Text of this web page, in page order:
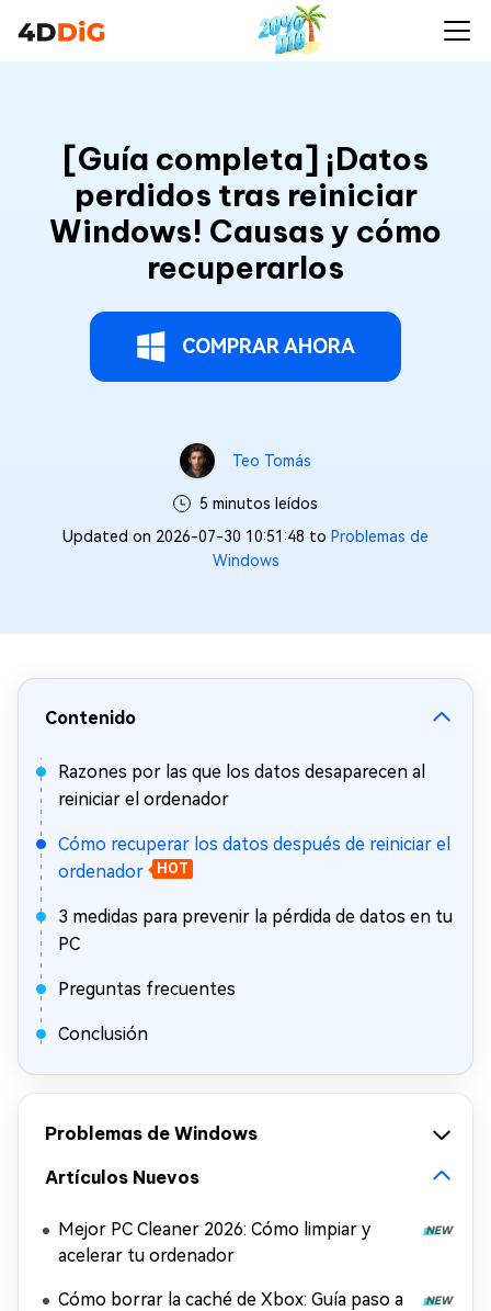
[Guía completa] ¡Datos
perdidos tras reiniciar
Windows! Causas y cómo
recuperarlos
COMPRAR AHORA
Teo Tomás
5 minutos leídos
Updated on 2026-07-30 10:51:48 to Problemas de
Windows
Contenido
Razones por las que los datos desaparecen al
reiniciar el ordenador
Cómo recuperar los datos después de reiniciar el
ordenador
HOT
3 medidas para prevenir la pérdida de datos en tu
PC
Preguntas frecuentes
Conclusión
Problemas de Windows
Artículos Nuevos
Mejor PC Cleaner 2026: Cómo limpiar y
acelerar tu ordenador
Cómo borrar la caché de Xbox: Guía paso a